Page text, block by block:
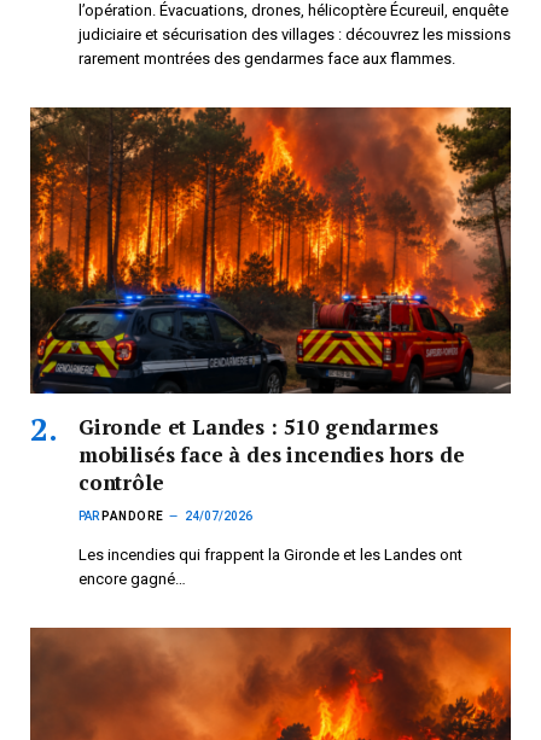
l’opération. Évacuations, drones, hélicoptère Écureuil, enquête
judiciaire et sécurisation des villages : découvrez les missions
rarement montrées des gendarmes face aux flammes.
Gironde et Landes : 510 gendarmes
mobilisés face à des incendies hors de
contrôle
PAR PANDORE 24/07/2026
Les incendies qui frappent la Gironde et les Landes ont
encore gagné…